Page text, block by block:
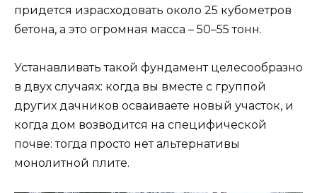
придется израсходовать около 25 кубометров
бетона, а это огромная масса – 50–55 тонн.
Устанавливать такой фундамент целесообразно
в двух случаях: когда вы вместе с группой
других дачников осваиваете новый участок, и
когда дом возводится на специфической
почве: тогда просто нет альтернативы
монолитной плите.